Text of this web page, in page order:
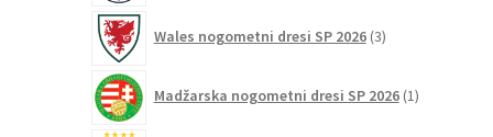
Wales nogometni dresi SP 2026 3izdelki
Madžarska nogometni dresi SP 2026 1izdelek